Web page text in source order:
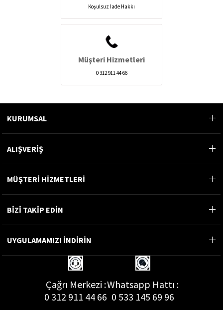
Koşulsuz İade Hakkı
Müşteri Hizmetleri
0 312 911 44 66
KURUMSAL
ALIŞVERİŞ
MÜŞTERİ HİZMETLERİ
BİZİ TAKİP EDİN
UYGULAMAMIZI İNDİRİN
Çağrı Merkezi :
0 312 911 44 66
Whatsapp Hattı :
0 533 145 69 96